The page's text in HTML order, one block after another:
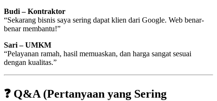
Budi – Kontraktor
“Sekarang bisnis saya sering dapat klien dari Google. Web benar-
benar membantu!”
Sari – UMKM
“Pelayanan ramah, hasil memuaskan, dan harga sangat sesuai
dengan kualitas.”
❓ Q&A (Pertanyaan yang Sering